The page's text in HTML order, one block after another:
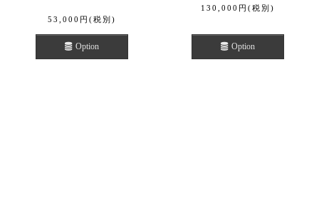
53,000 円 (税別)
Option
130,000 円 (税別)
Option